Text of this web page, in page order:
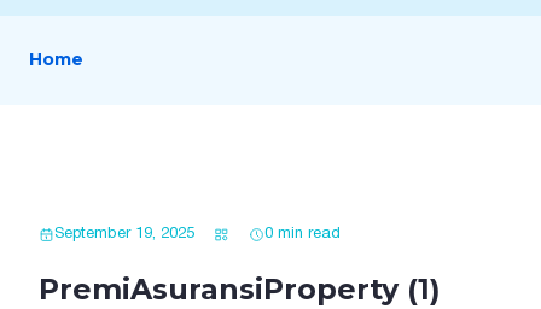
Home
September 19, 2025 0 min read
PremiAsuransiProperty (1)